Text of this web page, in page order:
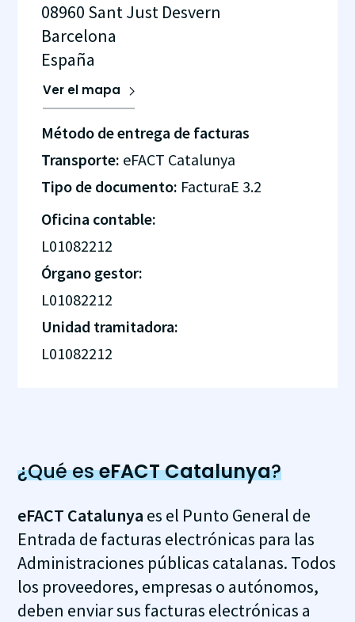
08960 Sant Just Desvern
Barcelona
España
Ver el mapa
Método de entrega de facturas
Transporte: eFACT Catalunya
Tipo de documento: FacturaE 3.2
Oficina contable:
L01082212
Órgano gestor:
L01082212
Unidad tramitadora:
L01082212
¿Qué eseFACT Catalunya?
eFACT Catalunya es el Punto General de
Entrada de facturas electrónicas para las
Administraciones públicas catalanas. Todos
los proveedores, empresas o autónomos,
deben enviar sus facturas electrónicas a